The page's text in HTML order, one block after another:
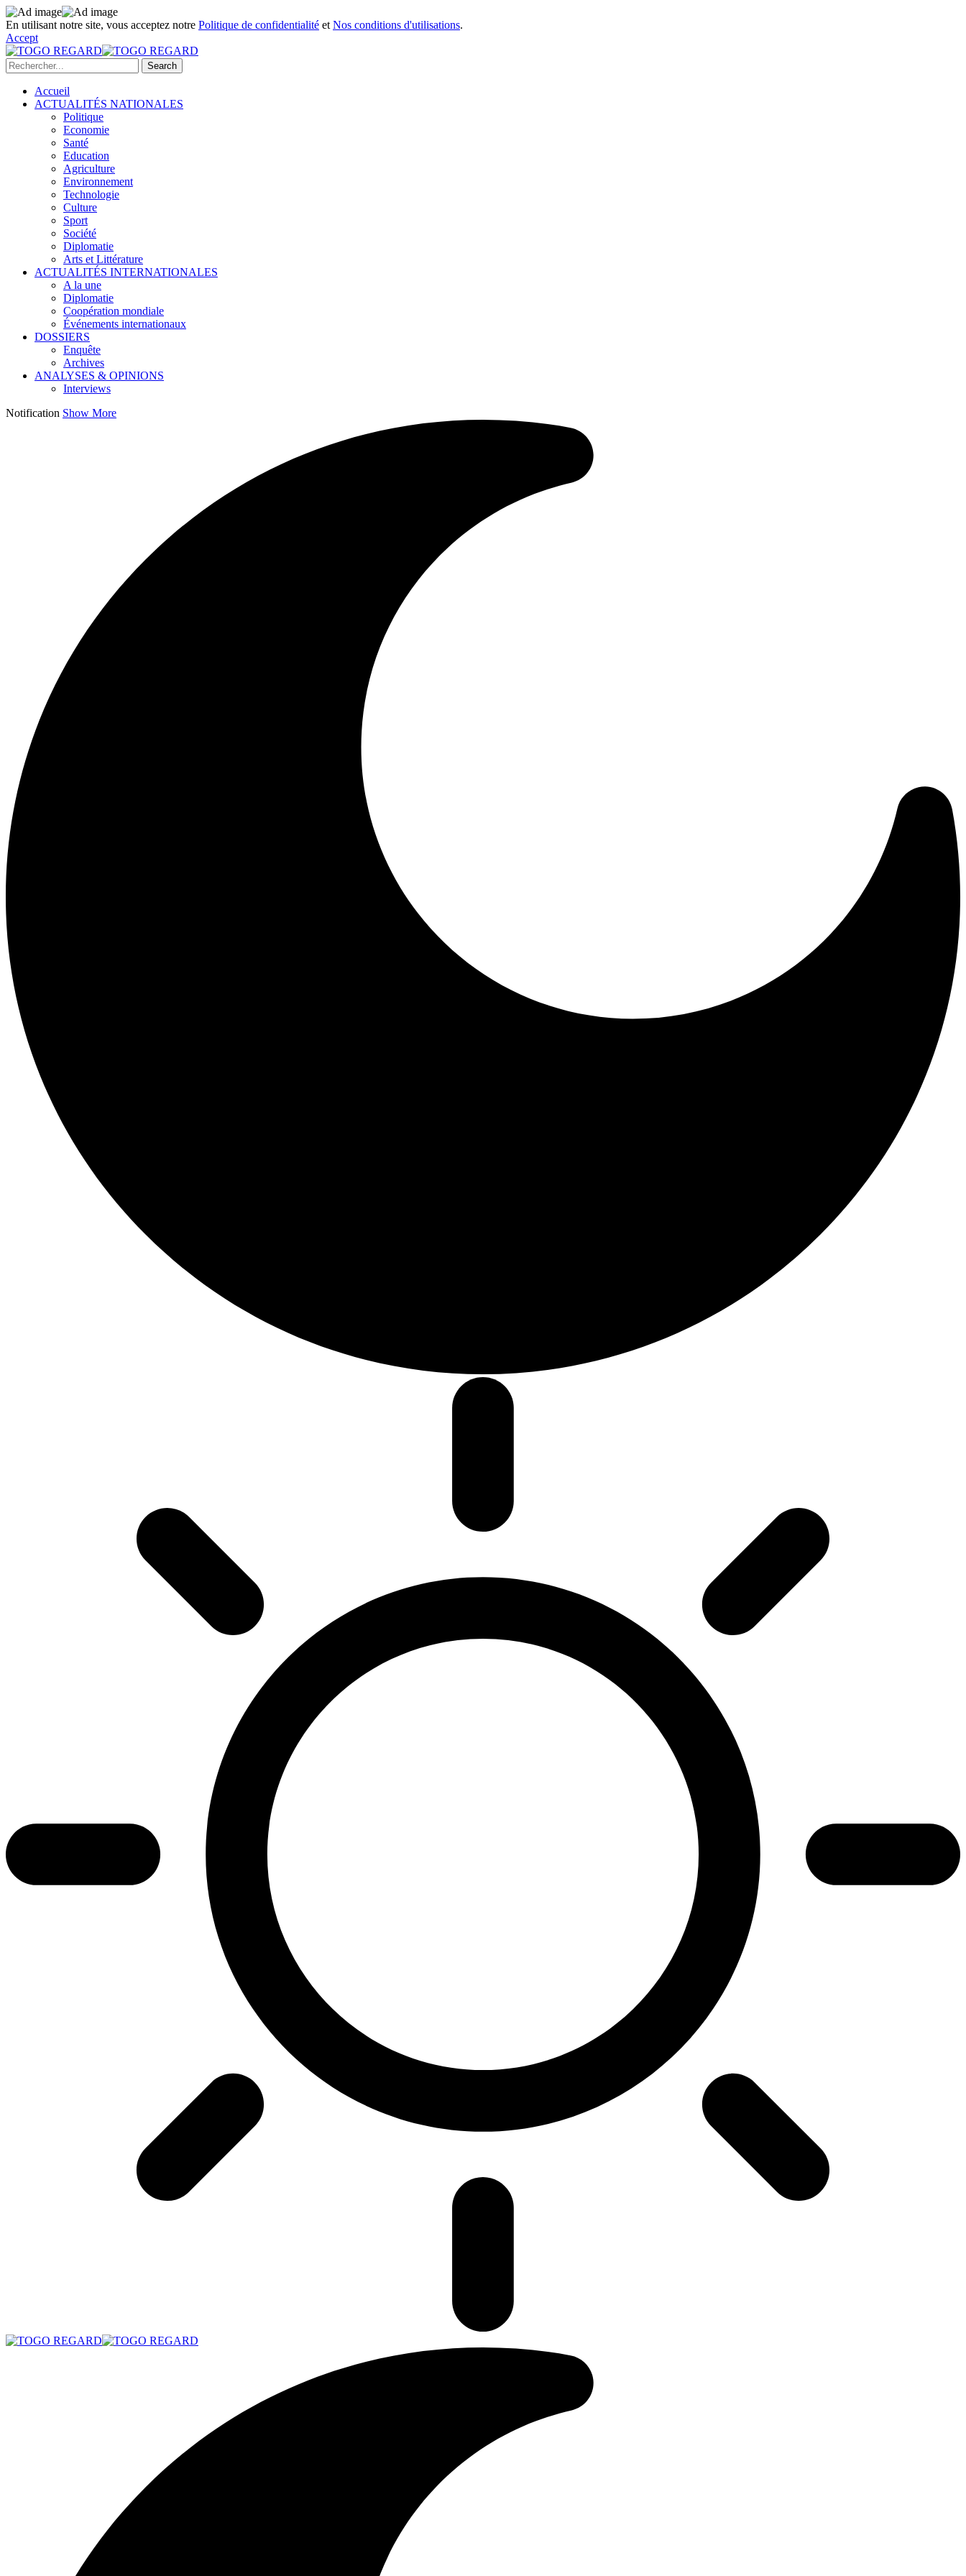
En utilisant notre site, vous acceptez notre Politique de confidentialité et Nos conditions d'utilisations.
Accept
Accueil
ACTUALITÉS NATIONALES
Politique
Economie
Santé
Education
Agriculture
Environnement
Technologie
Culture
Sport
Société
Diplomatie
Arts et Littérature
ACTUALITÉS INTERNATIONALES
A la une
Diplomatie
Coopération mondiale
Événements internationaux
DOSSIERS
Enquête
Archives
ANALYSES & OPINIONS
Interviews
Notification Show More